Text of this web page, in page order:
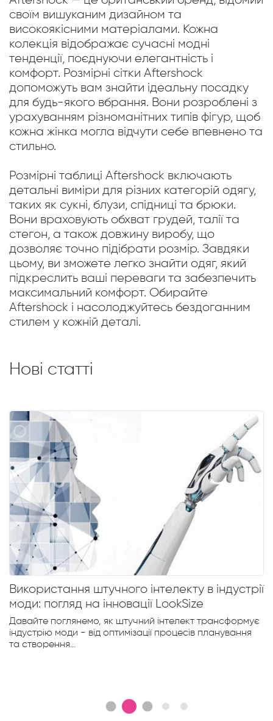
своїм вишуканим дизайном та
високоякісними матеріалами. Кожна
колекція відображає сучасні модні
тенденції, поєднуючи елегантність і
комфорт. Розмірні сітки Aftershock
допоможуть вам знайти ідеальну посадку
для будь-якого вбрання. Вони розроблені з
урахуванням різноманітних типів фігур, щоб
кожна жінка могла відчути себе впевнено та
стильно.
Розмірні таблиці Aftershock включають
детальні виміри для різних категорій одягу,
таких як сукні, блузи, спідниці та брюки.
Вони враховують обхват грудей, талії та
стегон, а також довжину виробу, що
дозволяє точно підібрати розмір. Завдяки
цьому, ви зможете легко знайти одяг, який
підкреслить ваші переваги та забезпечить
максимальний комфорт. Обирайте
Aftershock і насолоджуйтесь бездоганним
стилем у кожній деталі.
Нові статті
Використання штучного інтелекту в індустрії
моди: погляд на інновації LookSize
Давайте поглянемо, як штучний інтелект трансформує
індустрію моди - від оптимізації процесів планування
та створення...